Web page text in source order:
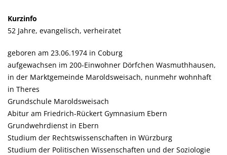
Kurzinfo
52 Jahre, evangelisch, verheiratet
geboren am 23.06.1974 in Coburg
aufgewachsen im 200-Einwohner Dörfchen Wasmuthhausen,
in der Marktgemeinde Maroldsweisach, nunmehr wohnhaft
in Theres
Grundschule Maroldsweisach
Abitur am Friedrich-Rückert Gymnasium Ebern
Grundwehrdienst in Ebern
Studium der Rechtswissenschaften in Würzburg
Studium der Politischen Wissenschaften und der Soziologie